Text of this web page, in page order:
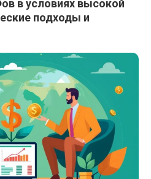
в условиях высокой
подходы и